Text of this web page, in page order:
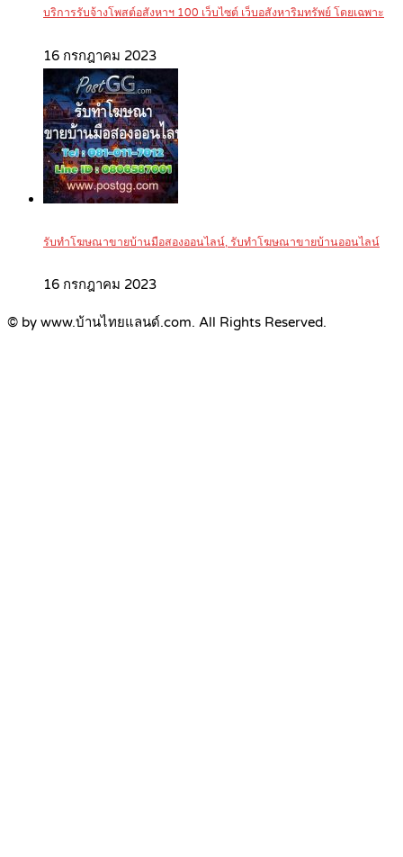
บริการรับจ้างโพสต์อสังหาฯ 100 เว็บไซต์ เว็บอสังหาริมทรัพย์ โดยเฉพาะ
16 กรกฎาคม 2023
รับทำโฆษณาขายบ้านมือสองออนไลน์, รับทำโฆษณาขายบ้านออนไลน์
16 กรกฎาคม 2023
© by www.บ้านไทยแลนด์.com. All Rights Reserved.